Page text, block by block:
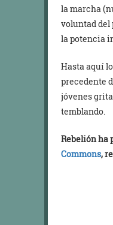
la marcha
voluntad del
la potencia
Hasta aquí
precedente
jóvenes
temblando.
Rebelión ha
Commons,